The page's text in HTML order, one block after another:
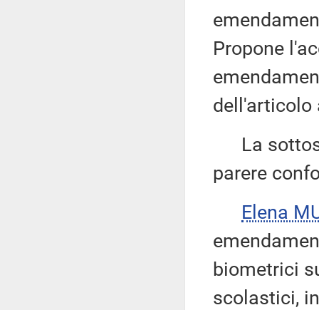
Propone
dell'articolo
La
parere
Elena
biometrici
scolastici,